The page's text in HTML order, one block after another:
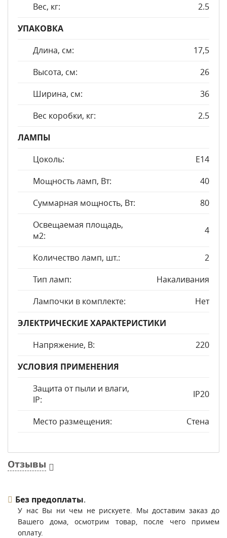
Вес, кг:
2.5
УПАКОВКА
Длина, см:
17,5
Высота, см:
26
Ширина, см:
36
Вес коробки, кг:
2.5
ЛАМПЫ
Цоколь:
E14
Мощность ламп, Вт:
40
Суммарная мощность, Вт:
80
Освещаемая площадь,
м2:
4
Количество ламп, шт.:
2
Тип ламп:
Накаливания
Лампочки в комплекте:
Нет
ЭЛЕКТРИЧЕСКИЕ ХАРАКТЕРИСТИКИ
Напряжение, В:
220
УСЛОВИЯ ПРИМЕНЕНИЯ
Защита от пыли и влаги,
IP:
IP20
Место размещения: Стена
Отзывы
Без предоплаты.
У нас Вы ни чем не рискуете. Мы доставим заказ до
Вашего дома, осмотрим товар, после чего примем
оплату.